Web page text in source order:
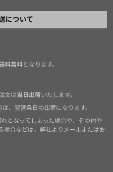
について
料無料となります。
文は当日出荷いたします。
、翌営業日の出荷になります。
となってしまった場合や、その他や
場合などは、弊社よりメールまたはお